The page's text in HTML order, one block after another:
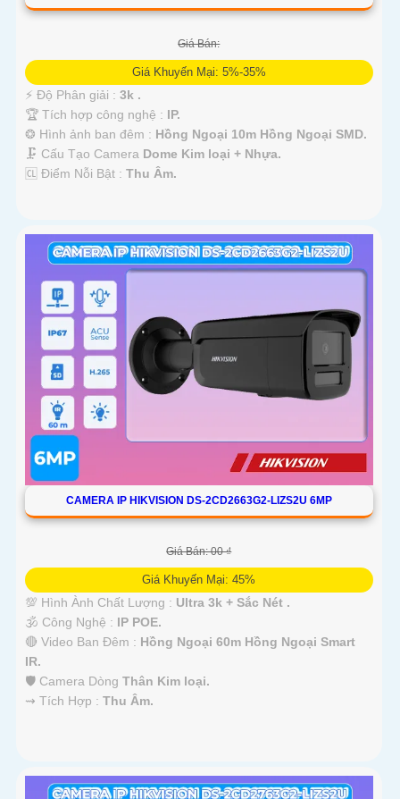
Giá Bán:
Giá Khuyến Mại: 5%-35%
️⚡ Độ Phân giải : 3k .
🏆 Tích hợp công nghệ : IP.
❂ Hình ảnh ban đêm : Hồng Ngoại 10m Hồng Ngoại SMD.
🗜️ Cấu Tạo Camera Dome Kim loại + Nhựa.
️🆑 Điểm Nỗi Bật : Thu Âm.
CAMERA IP HIKVISION DS-2CD2663G2-LIZS2U 6MP
Giá Bán: 00 ₫
Giá Khuyến Mại: 45%
💯 Hình Ành Chất Lượng : Ultra 3k + Sắc Nét .
🕉️ Công Nghệ : IP POE.
🔴 Video Ban Đêm : Hồng Ngoại 60m Hồng Ngoại Smart
IR.
🛡 Camera Dòng Thân Kim loại.
️⇝ Tích Hợp : Thu Âm.